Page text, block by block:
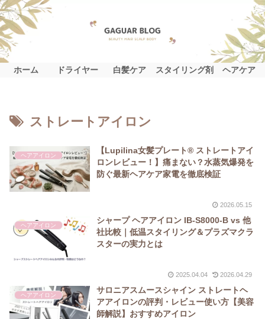
ホーム ドライヤー 白髪ケア スタイリング剤 ヘアケア
ストレートアイロン
ヘアアイロン
【Lupilina女髪プレート® ストレートアイ
ロンレビュー！】痛まない？水蒸気爆発を
防ぐ最新ヘアケア家電を徹底検証
2026.05.15
ヘアアイロン
シャープ ヘアアイロン IB-S8000-B vs 他
社比較｜低温スタイリング＆プラズマクラ
スターの実力とは
2025.04.04 2026.04.29
ヘアアイロン
サロニアスムースシャイン ストレートヘ
アアイロンの評判・レビュー使い方【美容
師解説】おすすめアイロン